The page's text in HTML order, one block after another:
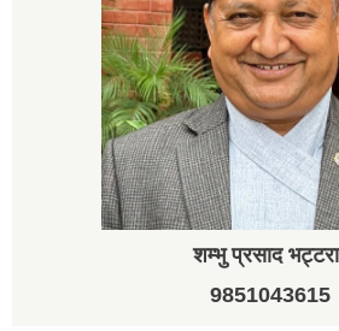
शम्भु प्रसाद
9851043615